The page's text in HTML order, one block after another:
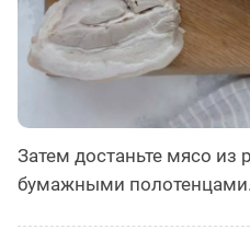
Затем достаньте мясо из
бумажными полотенцами.